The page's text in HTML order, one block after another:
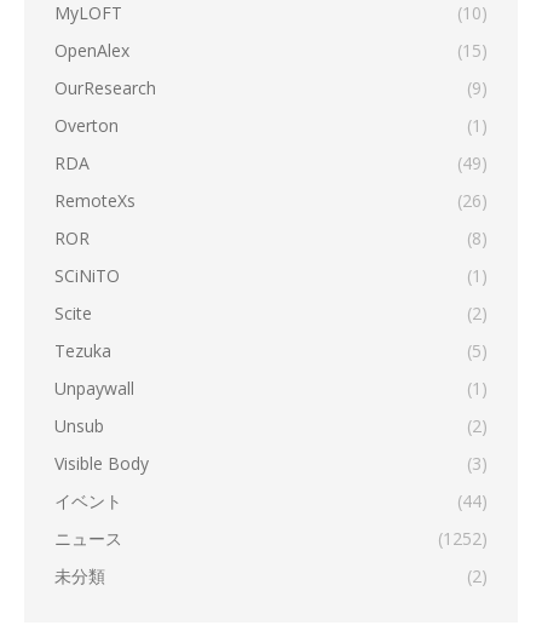
MyLOFT
(10)
OpenAlex
(15)
OurResearch
(9)
Overton
(1)
RDA
(49)
RemoteXs
(26)
ROR
(8)
SCiNiTO
(1)
Scite
(2)
Tezuka
(5)
Unpaywall
(1)
Unsub
(2)
Visible Body
(3)
イベント
(44)
ニュース
(1252)
未分類
(2)